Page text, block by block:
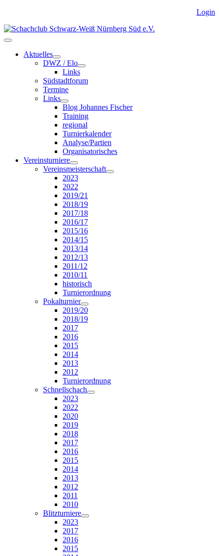
Login
Aktuelles
DWZ / Elo
Links
Südstadtforum
Termine
Links
Blog Johannes Fischer
Training
regional
Turnierkalender
Analyse/Partien
Organisatorisches
Vereinsturniere
Vereinsmeisterschaft
2023
2022
2019/21
2018/19
2017/18
2016/17
2015/16
2014/15
2013/14
2012/13
2011/12
2010/11
historisch
Turnierordnung
Pokalturnier
2019/20
2018/19
2017
2016
2015
2014
2013
2012
Turnierordnung
Schnellschach
2023
2022
2020
2019
2018
2017
2016
2015
2014
2013
2012
2011
2010
Blitzturniere
2023
2017
2016
2015